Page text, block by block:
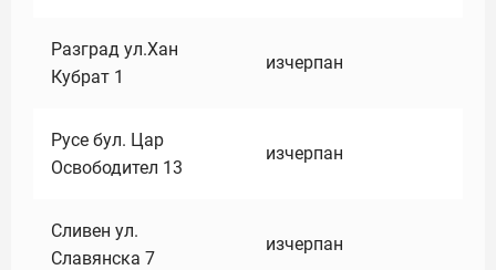
Разград ул.Хан
Кубрат 1
изчерпан
Русе бул. Цар
Освободител 13
изчерпан
Сливен ул.
Славянска 7
изчерпан